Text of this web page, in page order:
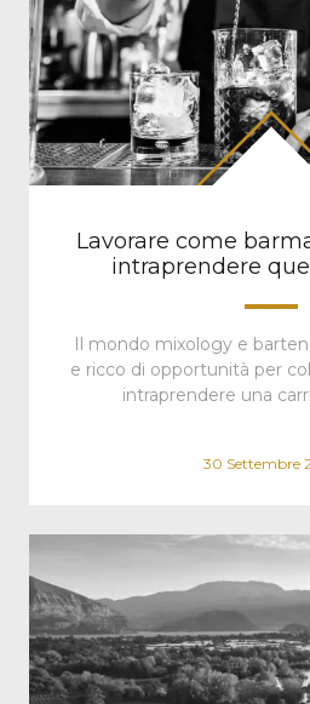
Lavorare come
intraprendere
Il mondo mixology e
e ricco di opportunità per
intraprendere una
30 Settembre